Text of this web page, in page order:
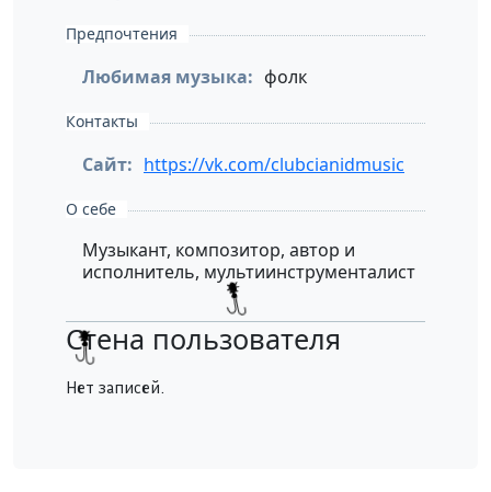
Предпочтения
Любимая музыка: фолк
Контакты
Сайт: https://vk.com/clubcianidmusic
О себе
Музыкант, композитор, автор и
исполнитель, мультиинструменталист
Стена пользователя
Нет записей.